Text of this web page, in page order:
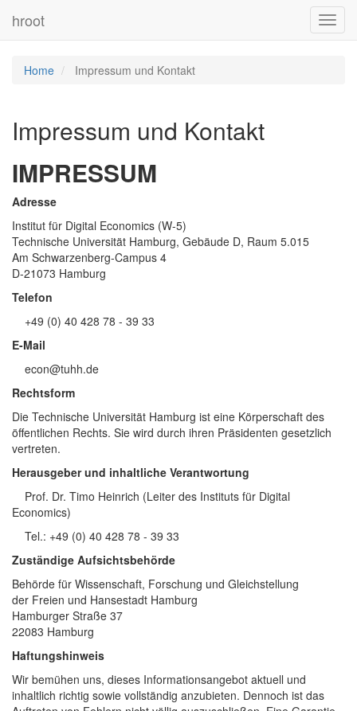
hroot
Home Impressum und Kontakt
Impressum und Kontakt
IMPRESSUM
Adresse
Institut für Digital Economics (W-5)
Technische Universität Hamburg, Gebäude D, Raum 5.015
Am Schwarzenberg-Campus 4
D-21073 Hamburg
Telefon
+49 (0) 40 428 78 - 39 33
E-Mail
econ@tuhh.de
Rechtsform
Die Technische Universität Hamburg ist eine Körperschaft des
öffentlichen Rechts. Sie wird durch ihren Präsidenten gesetzlich
vertreten.
Herausgeber und inhaltliche Verantwortung
Prof. Dr. Timo Heinrich (Leiter des Instituts für Digital
Economics)
Tel.: +49 (0) 40 428 78 - 39 33
Zuständige Aufsichtsbehörde
Behörde für Wissenschaft, Forschung und Gleichstellung
der Freien und Hansestadt Hamburg
Hamburger Straße 37
22083 Hamburg
Haftungshinweis
Wir bemühen uns, dieses Informationsangebot aktuell und
inhaltlich richtig sowie vollständig anzubieten. Dennoch ist das